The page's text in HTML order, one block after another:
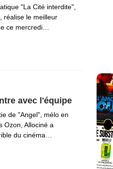
"La Cité interdite",
réalise le meilleur
ce mercredi…
avec l'équipe
de "Angel", mélo en
Ozon, Allociné a
du cinéma…